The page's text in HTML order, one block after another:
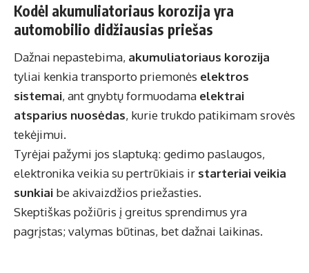
Kodėl akumuliatoriaus korozija yra
automobilio didžiausias priešas
Dažnai nepastebima, akumuliatoriaus korozija
tyliai kenkia transporto priemonės elektros
sistemai, ant gnybtų formuodama elektrai
atsparius nuosėdas, kurie trukdo patikimam srovės
tekėjimui.
Tyrėjai pažymi jos slaptuką: gedimo paslaugos,
elektronika veikia su pertrūkiais ir starteriai veikia
sunkiai be akivaizdžios priežasties.
Skeptiškas požiūris į greitus sprendimus yra
pagrįstas; valymas būtinas, bet dažnai laikinas.